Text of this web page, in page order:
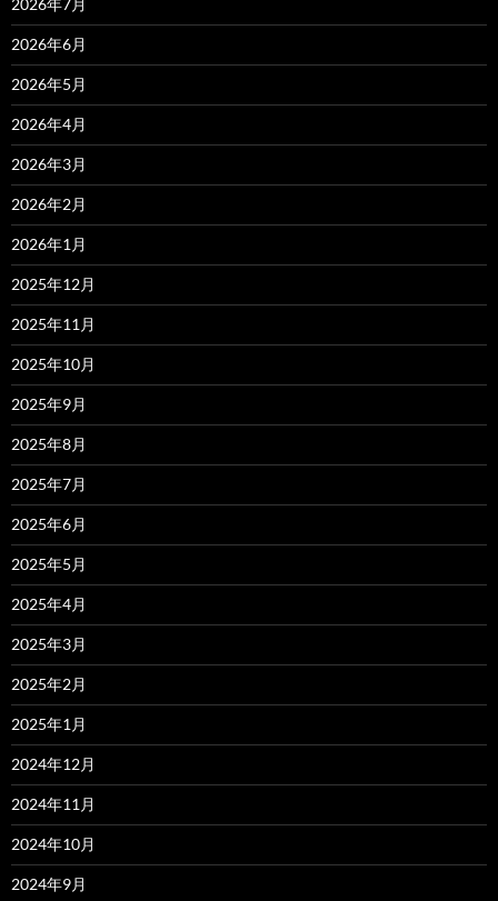
2026年7月
2026年6月
2026年5月
2026年4月
2026年3月
2026年2月
2026年1月
2025年12月
2025年11月
2025年10月
2025年9月
2025年8月
2025年7月
2025年6月
2025年5月
2025年4月
2025年3月
2025年2月
2025年1月
2024年12月
2024年11月
2024年10月
2024年9月